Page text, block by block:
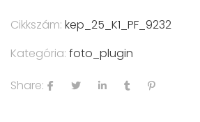
Cikkszám: kep_25_K1_PF_9232
Kategória: foto_plugin
Share: